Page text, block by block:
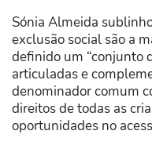
Sónia Almeida
exclusão social são a
definido um “conjunto
articuladas e
denominador comum
direitos de todas as
oportunidades no